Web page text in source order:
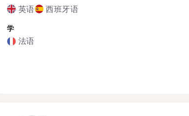
英语 西班牙语
学
法语